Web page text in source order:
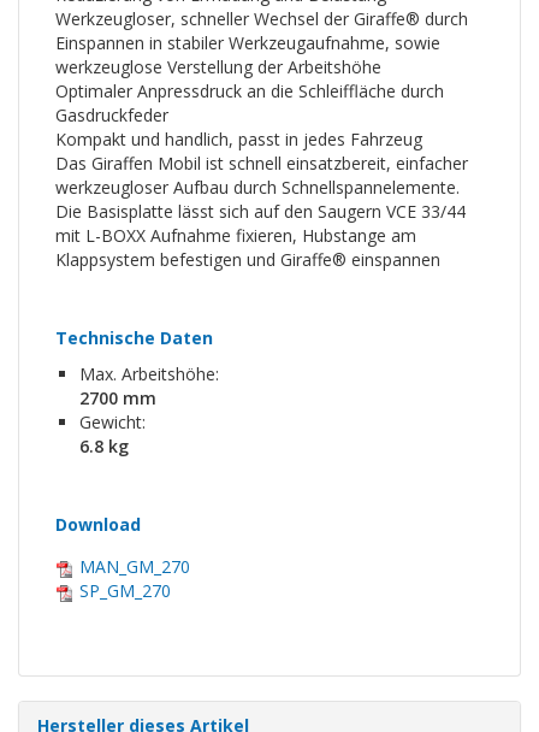
Werkzeugloser, schneller Wechsel der Giraffe® durch
Einspannen in stabiler Werkzeugaufnahme, sowie
werkzeuglose Verstellung der Arbeitshöhe
Optimaler Anpressdruck an die Schleiffläche durch
Gasdruckfeder
Kompakt und handlich, passt in jedes Fahrzeug
Das Giraffen Mobil ist schnell einsatzbereit, einfacher
werkzeugloser Aufbau durch Schnellspannelemente.
Die Basisplatte lässt sich auf den Saugern VCE 33/44
mit L-BOXX Aufnahme fixieren, Hubstange am
Klappsystem befestigen und Giraffe® einspannen
Technische Daten
Max. Arbeitshöhe:
2700 mm
Gewicht:
6.8 kg
Download
MAN_GM_270
SP_GM_270
Hersteller dieses Artikel